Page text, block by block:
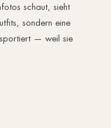
schaut, sieht
sondern eine
— weil sie